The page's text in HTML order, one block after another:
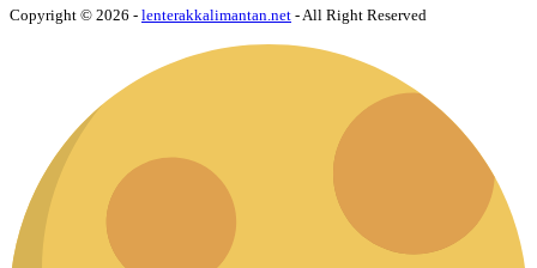
Copyright © 2026 - lenterakkalimantan.net - All Right Reserved